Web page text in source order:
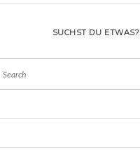
SUCHST DU ETWAS?